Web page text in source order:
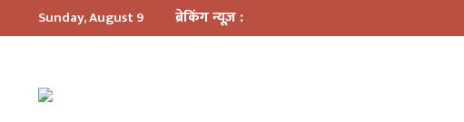
Sunday, August 9 ब्रेकिंग न्यूज़ :